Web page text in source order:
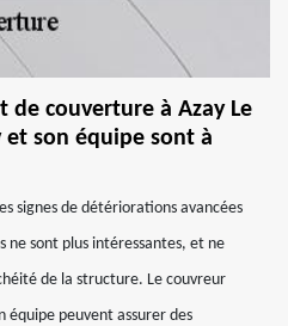
de couverture à Azay Le
et son équipe sont à
signes de détériorations avancées
ne sont plus intéressantes, et ne
de la structure. Le couvreur
équipe peuvent assurer des